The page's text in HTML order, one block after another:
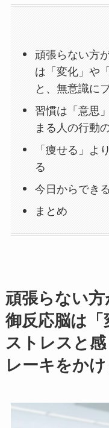
頑張らない方
は「変化」や
と、無意識に
習慣は「意思
まる人の行動
「痩せる」よ
る
今日からでき
まとめ
頑張らない
御反応脳は「
ストレスと
レーキをかけ